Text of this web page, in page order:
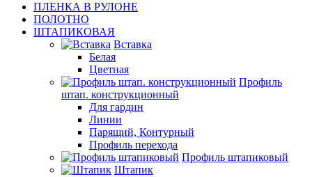
ПЛЕНКА В РУЛОНЕ
ПОЛОТНО
ШТАПИКОВАЯ
Вставка
Белая
Цветная
Профиль
штап. конструкционный
Для гардин
Линии
Парящий, Контурный
Профиль перехода
Профиль штапиковый
Штапик